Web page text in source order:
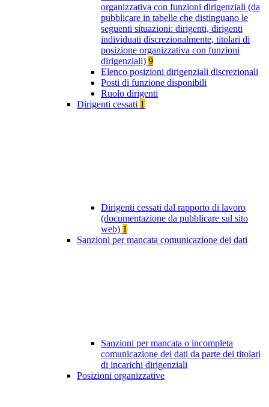
organizzativa con funzioni dirigenziali (da
pubblicare in tabelle che distinguano le
seguenti situazioni: dirigenti, dirigenti
individuati discrezionalmente, titolari di
posizione organizzativa con funzioni
dirigenziali) 9
Elenco posizioni dirigenziali discrezionali
Posti di funzione disponibili
Ruolo dirigenti
Dirigenti cessati 1
Dirigenti cessati dal rapporto di lavoro
(documentazione da pubblicare sul sito
web) 1
Sanzioni per mancata comunicazione dei dati
Sanzioni per mancata o incompleta
comunicazione dei dati da parte dei titolari
di incarichi dirigenziali
Posizioni organizzative